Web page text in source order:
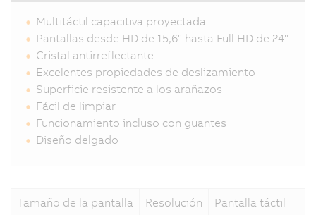
Multitáctil capacitiva proyectada
Pantallas desde HD de 15,6" hasta Full HD de 24"
Cristal antirreflectante
Excelentes propiedades de deslizamiento
Superficie resistente a los arañazos
Fácil de limpiar
Funcionamiento incluso con guantes
Diseño delgado
Tamaño de la pantalla Resolución
Pantalla táctil